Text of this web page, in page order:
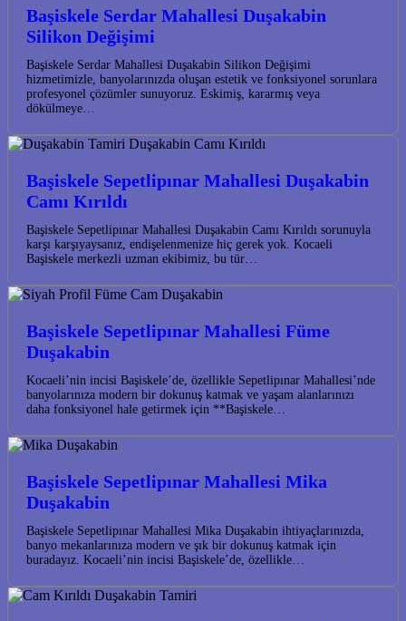
Başiskele Serdar Mahallesi Duşakabin
Silikon Değişimi
Başiskele Serdar Mahallesi Duşakabin Silikon Değişimi
hizmetimizle, banyolarınızda oluşan estetik ve fonksiyonel sorunlara
profesyonel çözümler sunuyoruz. Eskimiş, kararmış veya
dökülmeye…
Başiskele Sepetlipınar Mahallesi Duşakabin
Camı Kırıldı
Başiskele Sepetlipınar Mahallesi Duşakabin Camı Kırıldı sorunuyla
karşı karşıyaysanız, endişelenmenize hiç gerek yok. Kocaeli
Başiskele merkezli uzman ekibimiz, bu tür…
Başiskele Sepetlipınar Mahallesi Füme
Duşakabin
Kocaeli’nin incisi Başiskele’de, özellikle Sepetlipınar Mahallesi’nde
banyolarınıza modern bir dokunuş katmak ve yaşam alanlarınızı
daha fonksiyonel hale getirmek için **Başiskele…
Başiskele Sepetlipınar Mahallesi Mika
Duşakabin
Başiskele Sepetlipınar Mahallesi Mika Duşakabin ihtiyaçlarınızda,
banyo mekanlarınıza modern ve şık bir dokunuş katmak için
buradayız. Kocaeli’nin incisi Başiskele’de, özellikle…